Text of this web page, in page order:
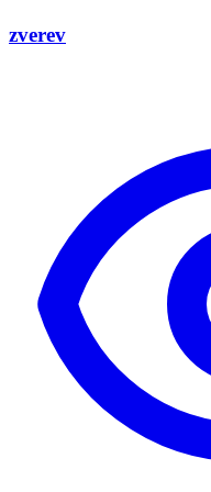
zverev